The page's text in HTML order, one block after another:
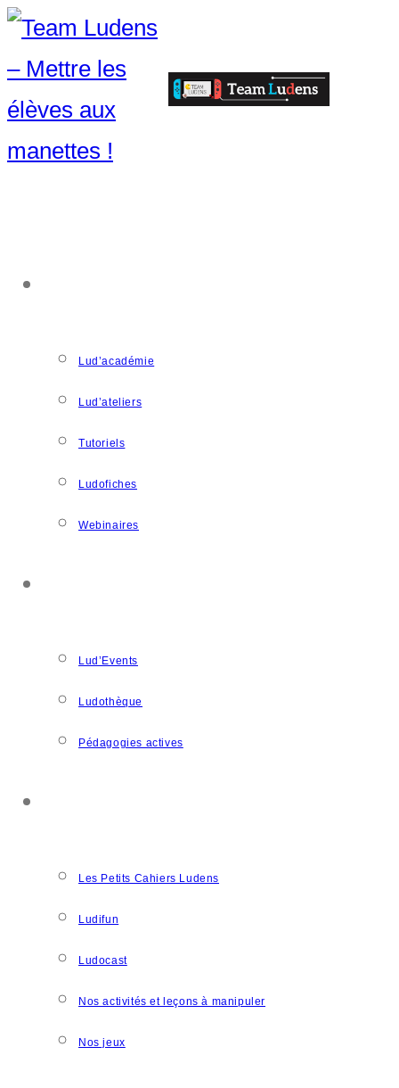
Lud’académie
Lud’ateliers
Tutoriels
Ludofiches
Webinaires
Lud’Events
Ludothèque
Pédagogies actives
Les Petits Cahiers Ludens
Ludifun
Ludocast
Nos activités et leçons à manipuler
Nos jeux